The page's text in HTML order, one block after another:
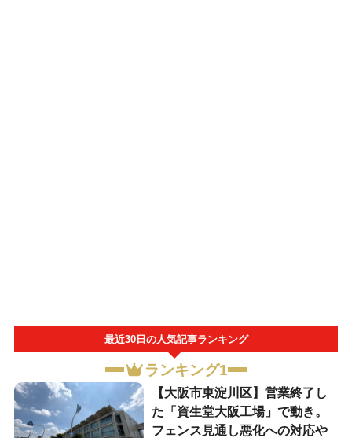
最近30日の人気記事ランキング
ランキング1
【大阪市東淀川区】営業終了し
た「資生堂大阪工場」で動き。
フェンス見通し悪化への対応や